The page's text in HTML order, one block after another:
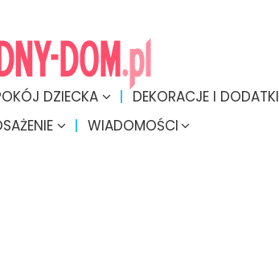
DZIECKA DEKORACJE I DODATKI
WIADOMOŚCI